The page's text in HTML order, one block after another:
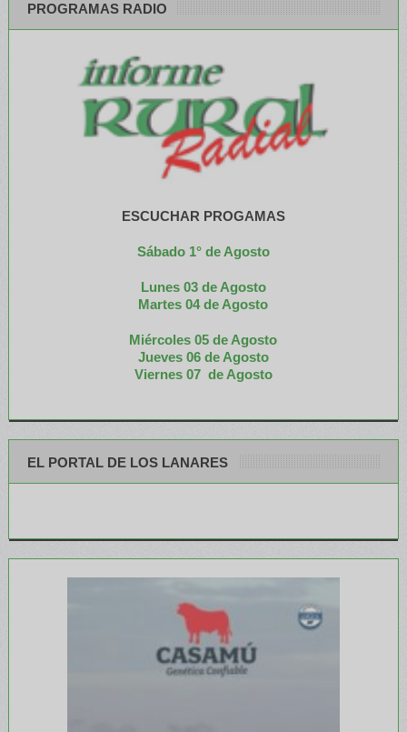
PROGRAMAS RADIO
ESCUCHAR PROGAMAS
Sábado 1° de Agosto
Lunes 03 de Agosto
Martes 04 de Agosto
Miércoles 05 de Agosto
Jueves 06 de Agosto
Viernes 07 de Agosto
EL PORTAL DE LOS LANARES